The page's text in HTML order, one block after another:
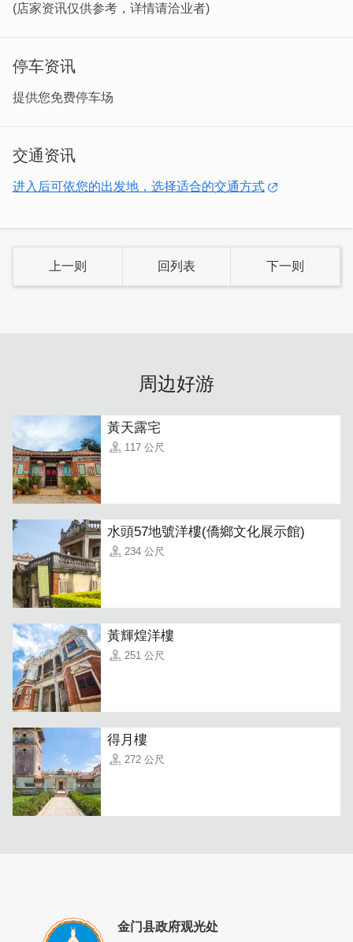
能相当好，想要觅食或是便利商都相当便利。这对於重视便
新装修舒适温暖的房间，享受金门惬意的午後阳光、夜游观
小城故事多，充满喜和乐，若是你到小城来 收获特别多～
您来到小陈故事，感受金门之美！
(店家资讯仅供参考，详情请洽业者)
停车资讯
提供您免费停车场
交通资讯
进入后可依您的出发地，选择适合的交通方式
上一则 回列表 下一则
周边好游
黃天露宅
117 公尺
水頭57地號洋樓(僑鄉文化展示館)
234 公尺
黃輝煌洋樓
251 公尺
得月樓
272 公尺
金门县政府观光处